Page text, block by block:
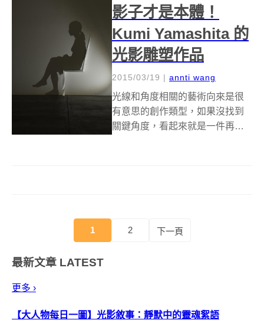
知的”狐狸...
影子才是本體！
Kumi Yamashita 的
光影雕塑作品
2015/03/19 | annti wang
光線和角度相關的藝術向來是很
有意思的創作類型，如果沒找到
關鍵角度，看起來就是一件再普
1 2 下一頁
最新文章 LATEST
更多 ›
【大人物每日一圖】光影敘事：靜默中的靈魂絮語